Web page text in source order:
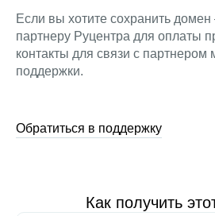
Если вы хотите сохранить
партнеру Руцентра для оплаты
контакты для связи с
поддержки.
Обратиться в поддержку
Как получить